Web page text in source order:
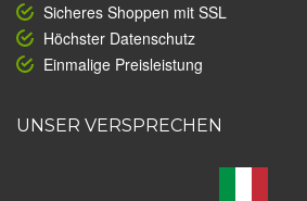
Sicheres Shoppen mit SSL
Höchster Datenschutz
Einmalige Preisleistung
UNSER VERSPRECHEN